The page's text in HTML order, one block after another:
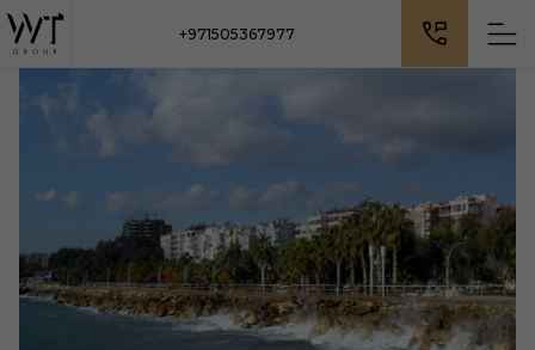
+971505367977